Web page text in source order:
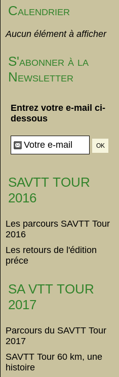
Calendrier
Aucun élément à afficher
S'abonner à la
Newsletter
Entrez votre e-mail ci-
dessous
SAVTT TOUR
2016
Les parcours SAVTT Tour
2016
Les retours de l'édition
préce
SA VTT TOUR
2017
Parcours du SAVTT Tour
2017
SAVTT Tour 60 km, une
histoire